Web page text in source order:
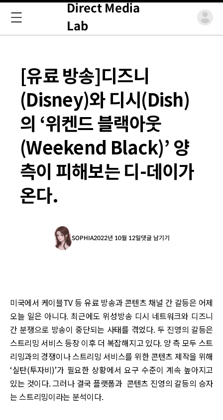
Direct Media
Lab
[유료 방송]디즈니
(Disney)와 디시(Dish)
의 ‘위켄드 블랙아웃
(Weekend Black)’ 양
측이 피해보는 디-데이가
온다.
SOPHIA2022년 10월 12일댓글 남기기
미국에서 케이블TV 등 유료 방송과 콘텐츠 채널 간 갈등은 어제
오늘 일은 아니다. 최근에도 위성방송 디시 네트워크와 디즈니
간 분쟁으로 방송이 중단되는 사태를 겪었다. 두 진영의 갈등은
스트리밍 서비스 등장 이후 더 복잡해지고 있다. 양 측 모두 스트
리밍과의 경쟁이나 스트리밍 서비스를 위한 콘텐츠 제작을 위해
‘실탄(투자비)’가 필요한 상황에서 요구 수준이 계속 높아지고
있는 것이다. 그러나 결국 플랫폼과 콘텐츠 진영의 갈등의 승자
는 스트리밍이라는 분석이다.